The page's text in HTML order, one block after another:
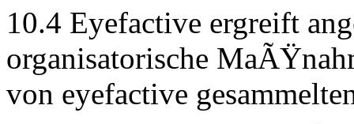
10.4 Eyefactive ergreift
organisatorische
von eyefactive